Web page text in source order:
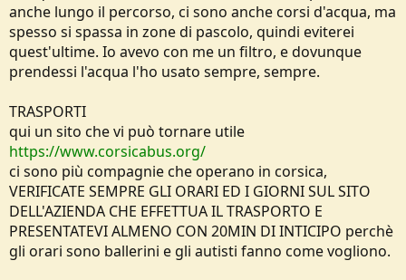
anche lungo il percorso, ci sono anche corsi d'acqua, ma
spesso si spassa in zone di pascolo, quindi eviterei
quest'ultime. Io avevo con me un filtro, e dovunque
prendessi l'acqua l'ho usato sempre, sempre.
TRASPORTI
qui un sito che vi può tornare utile
https://www.corsicabus.org/
ci sono più compagnie che operano in corsica,
VERIFICATE SEMPRE GLI ORARI ED I GIORNI SUL SITO
DELL'AZIENDA CHE EFFETTUA IL TRASPORTO E
PRESENTATEVI ALMENO CON 20MIN DI INTICIPO perchè
gli orari sono ballerini e gli autisti fanno come vogliono.